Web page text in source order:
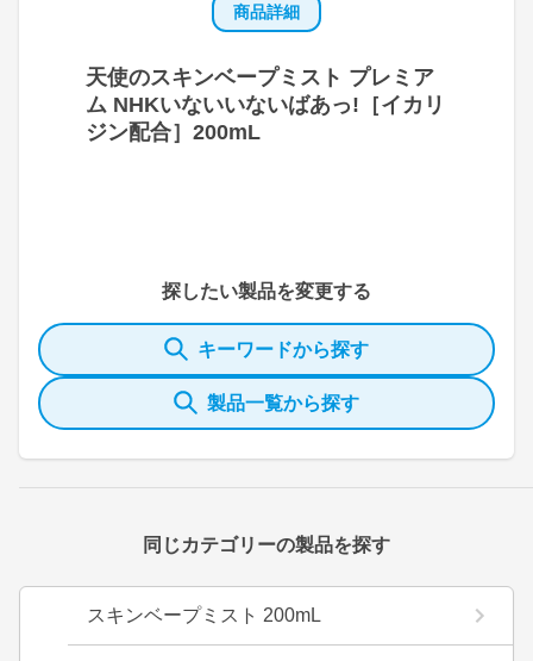
商品詳細
天使のスキンベープミスト プレミア
ム NHKいないいないばあっ!［イカリ
ジン配合］200mL
探したい製品を変更する
キーワードから探す
製品一覧から探す
同じカテゴリーの製品を探す
スキンベープミスト 200mL